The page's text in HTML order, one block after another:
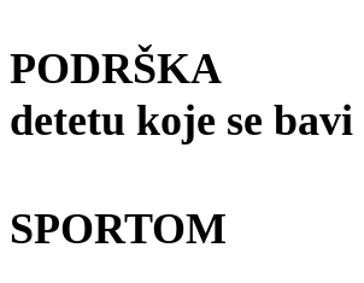
PODRŠKA
detetu koje se bavi
SPORTOM